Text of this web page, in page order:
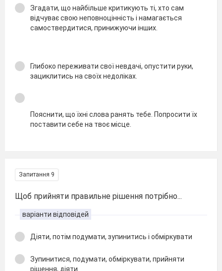
Згадати, що найбільше критикують ті, хто сам
відчуває свою неповноцінність і намагається
самоствердитися, принижуючи інших.
Глибоко переживати свої невдачі, опустити руки,
зациклитись на своїх недоліках.
Пояснити, що їхні слова ранять тебе. Попросити їх
поставити себе на твоє місце.
Запитання 9
Щоб прийняти правильне рішення потрібно...
варіанти відповідей
Діяти, потім подумати, зупинитись і обміркувати
Зупинитися, подумати, обміркувати, прийняти
рішення, діяти